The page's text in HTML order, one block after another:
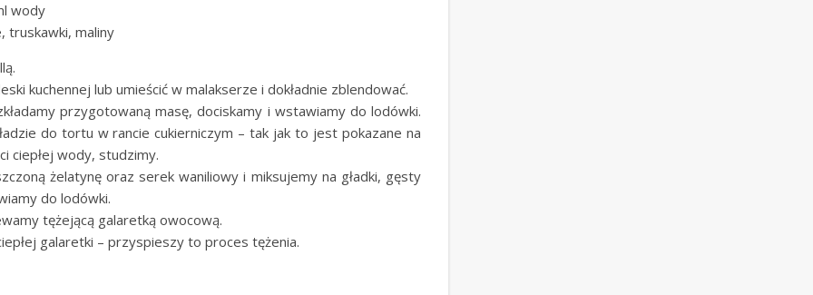
wody
truskawki, maliny
kuchennej lub umieścić w malakserze i dokładnie zblendować.
przygotowaną masę, dociskamy i wstawiamy do lodówki.
do tortu w rancie cukierniczym – tak jak to jest pokazane na
ciepłej wody, studzimy.
żelatynę oraz serek waniliowy i miksujemy na gładki, gęsty
do lodówki.
tężejącą galaretką owocową.
galaretki – przyspieszy to proces tężenia.